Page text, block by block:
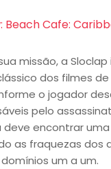
Beach Cafe:
missão, a
dos filmes
o jogador
pelo
deve encontrar
as fraquezas dos
um a um.